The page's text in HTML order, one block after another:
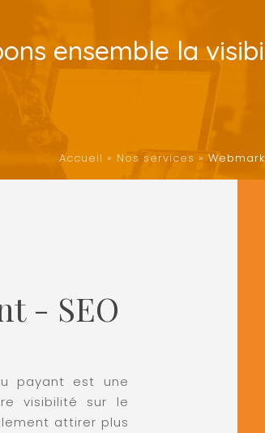
ensemble la
Accueil » Nos services »
- SEO
payant est une
visibilité sur le
attirer plus